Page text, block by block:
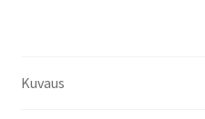
o
Kuvaus